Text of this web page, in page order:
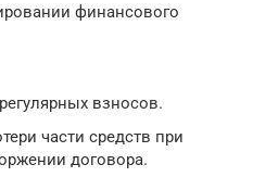
финансового
взносов.
части средств при
договора.